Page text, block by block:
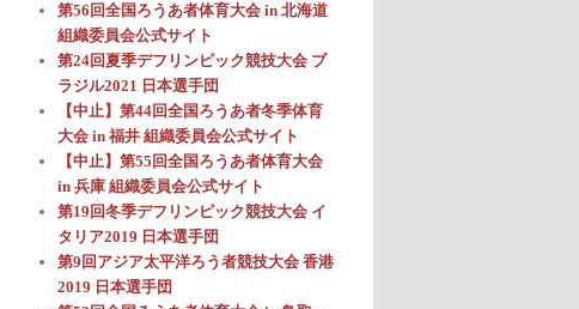
第56回全国ろうあ者体育大会 in 北海道
組織委員会公式サイト
第24回夏季デフリンピック競技大会 ブ
ラジル2021 日本選手団
【中止】第44回全国ろうあ者冬季体育
大会 in 福井 組織委員会公式サイト
【中止】第55回全国ろうあ者体育大会
in 兵庫 組織委員会公式サイト
第19回冬季デフリンピック競技大会 イ
タリア2019 日本選手団
第9回アジア太平洋ろう者競技大会 香港
2019 日本選手団